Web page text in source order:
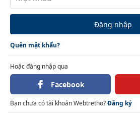
Đăng nhập
Quên mật khẩu?
Hoặc đăng nhập qua
Facebook
Bạn chưa có tài khoản Webtretho?Đăng ký